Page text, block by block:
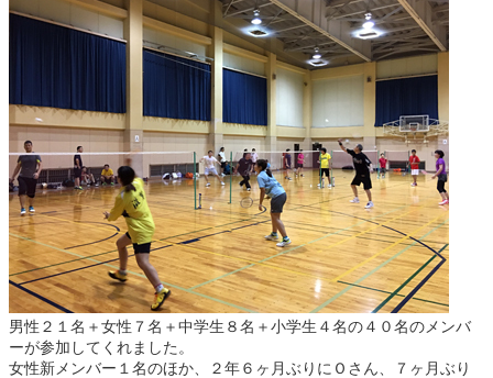
男性２１名＋女性７名＋中学生８名＋小学生４名の４０名のメンバ
ーが参加してくれました。
女性新メンバー１名のほか、２年６ヶ月ぶりにＯさん、７ヶ月ぶり